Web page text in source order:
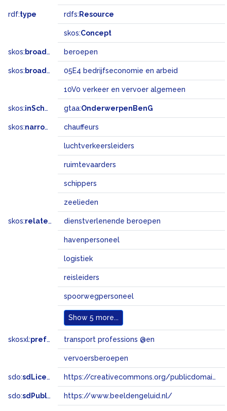
rdf:type rdfs: Resource
skos:Concept
skos: broader beroepen
skos: broadMatch 05E4 bedrijfseconomie en arbeid
10V0 verkeer en vervoer algemeen
skos:inScheme gtaa:OnderwerpenBenG
skos:narrower chauffeurs
luchtverkeersleiders
ruimtevaarders
schippers
zeelieden
skos:related dienstverlenende beroepen
havenpersoneel
logistiek
reisleiders
spoorwegpersoneel
Show 5 more...
skosxl:prefLabel transport professions @en
vervoersberoepen
sdo:sdLicense https://creativecommons.org/publicdomain/zero/1.0/
sdo:sdPublisher https://www.beeldengeluid.nl/